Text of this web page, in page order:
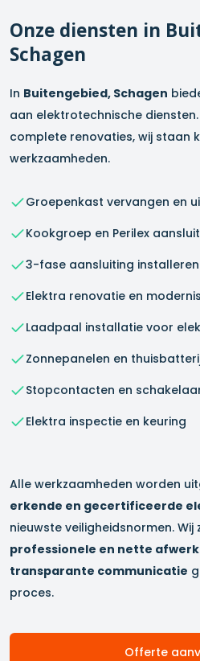
Onze diensten in
Schagen
In Buitengebied, Schagen
aan elektrotechnische
complete renovaties, wij staan
werkzaamheden.
Groepenkast vervangen en
Kookgroep en Perilex
3-fase aansluiting installeren
Elektra renovatie en
Laadpaal installatie voor
Zonnepanelen en
Stopcontacten en
Elektra inspectie en keuring
Alle werkzaamheden worden
erkende en gecertificeerde
nieuwste veiligheidsnormen. Wij
professionele en nette
transparante communicatie
proces.
Offerte